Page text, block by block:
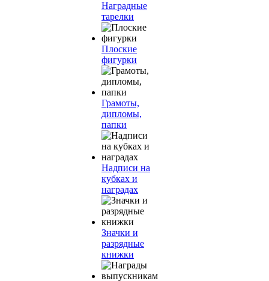
Наградные
тарелки
Плоские
фигурки
Грамоты,
дипломы,
папки
Надписи на
кубках и
наградах
Значки и
разрядные
книжки